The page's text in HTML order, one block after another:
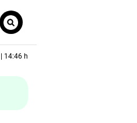
14:46 h